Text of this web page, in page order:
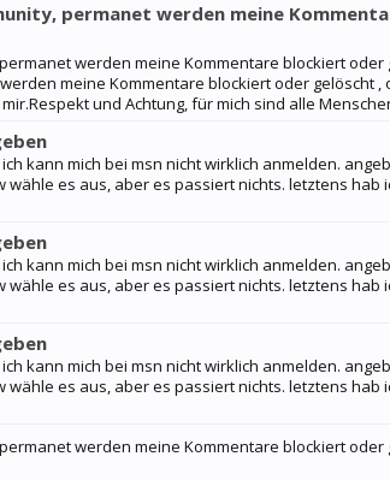
permanet werden meine
werden meine Kommentare blockiert oder
meine Kommentare blockiert oder gelöscht ,
und Achtung, für mich sind alle
kann mich bei msn nicht wirklich anmelden.
es aus, aber es passiert nichts. letztens hab
kann mich bei msn nicht wirklich anmelden.
es aus, aber es passiert nichts. letztens hab
kann mich bei msn nicht wirklich anmelden.
es aus, aber es passiert nichts. letztens hab
werden meine Kommentare blockiert oder